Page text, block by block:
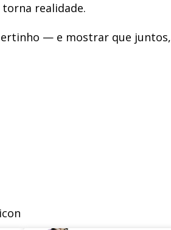
realidade.
— e mostrar que juntos,